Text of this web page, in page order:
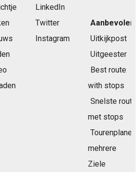
LinkedIn
Twitter
Instagram
Aanbevolen
Uitkijkpost
Uitgeester
Best route
with stops
Snelste route
met stops
Tourenplaner
mehrere
Ziele